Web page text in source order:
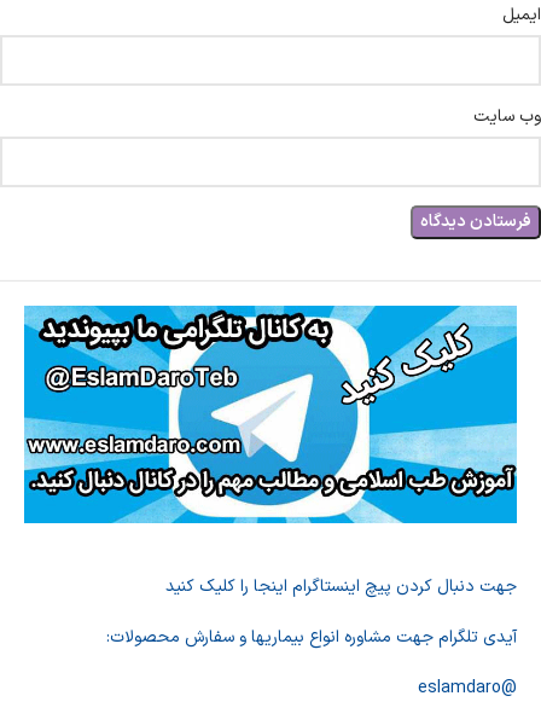
جهت دنبال کردن پیچ اینستاگرام اینجا را کلیک کنید
آیدی تلگرام جهت مشاوره انواع بیماریها و سفارش محصولات:
@eslamdaro
ایمیل
وب‌ سایت